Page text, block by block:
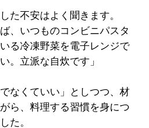
た不安はよく聞きます。
、いつものコンビニパスタ
る冷凍野菜を電子レンジで
。立派な自炊です」
なくていい」としつつ、材
ら、料理する習慣を身につ
た。